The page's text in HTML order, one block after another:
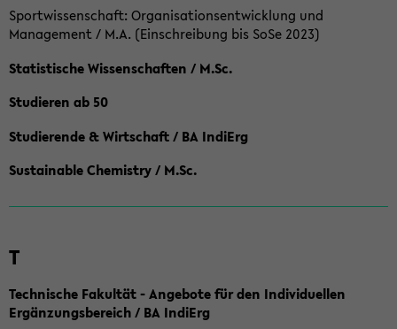
Sportwissenschaft: Organisationsentwicklung und
Management / M.A. (Einschreibung bis SoSe 2023)
Statistische Wissenschaften / M.Sc.
Studieren ab 50
Studierende & Wirtschaft / BA IndiErg
Sustainable Chemistry / M.Sc.
T
Technische Fakultät - Angebote für den Individuellen
Ergänzungsbereich / BA IndiErg